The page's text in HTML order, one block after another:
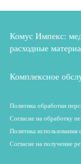
Комус Импекс:
расходные
Комплексное
Политика обработки
Согласие на обработку
Политика использования
Согласие на получение